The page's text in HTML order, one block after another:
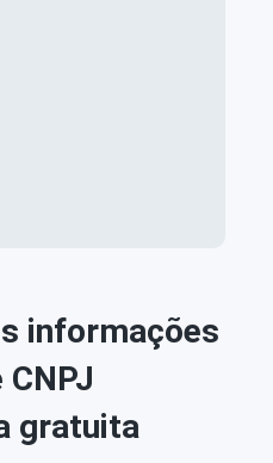
informações
gratuita